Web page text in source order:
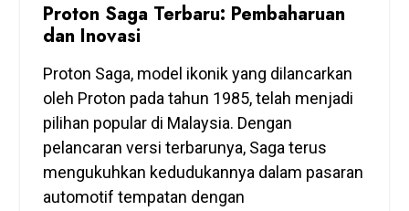
Proton Saga Terbaru: Pembaharuan
dan Inovasi
Proton Saga, model ikonik yang dilancarkan
oleh Proton pada tahun 1985, telah menjadi
pilihan popular di Malaysia. Dengan
pelancaran versi terbarunya, Saga terus
mengukuhkan kedudukannya dalam pasaran
automotif tempatan dengan